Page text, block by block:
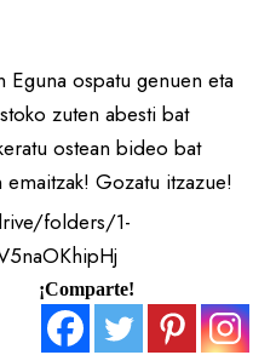
Eguna ospatu genuen eta
zuten abesti bat
ostean bideo bat
Gozatu itzazue!
folders/1-
¡Comparte!